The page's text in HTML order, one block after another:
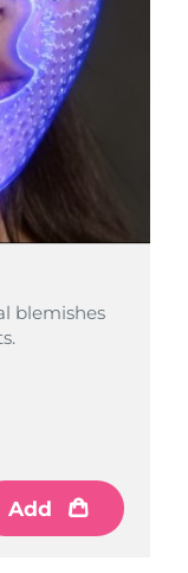
blemishes
Add